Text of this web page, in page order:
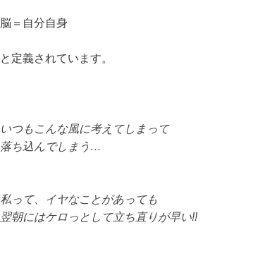
脳＝自分自身
と定義されています。
いつもこんな風に考えてしまって
落ち込んでしまう…
私って、イヤなことがあっても
翌朝にはケロっとして立ち直りが早い!!